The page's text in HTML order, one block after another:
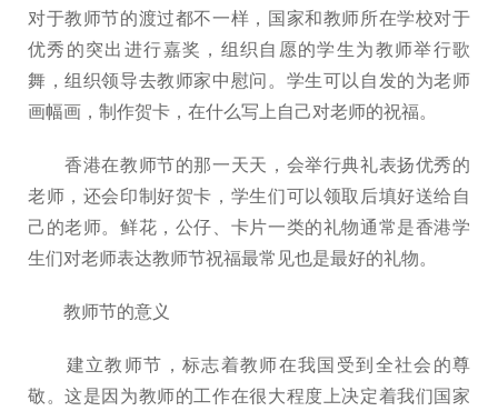
对于教师节的渡过都不一样，国家和教师所在学校对于
优秀的突出进行嘉奖，组织自愿的学生为教师举行歌
舞，组织领导去教师家中慰问。学生可以自发的为老师
画幅画，制作贺卡，在什么写上自己对老师的祝福。
香港在教师节的那一天天，会举行典礼表扬优秀的
老师，还会印制好贺卡，学生们可以领取后填好送给自
己的老师。鲜花，公仔、卡片一类的礼物通常是香港学
生们对老师表达教师节祝福最常见也是最好的礼物。
教师节的意义
建立教师节，标志着教师在我国受到全社会的尊
敬。这是因为教师的工作在很大程度上决定着我们国家